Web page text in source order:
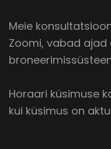
Meie
Zoomi, vabad ajad
Horaari küsimuse
kui küsimus on